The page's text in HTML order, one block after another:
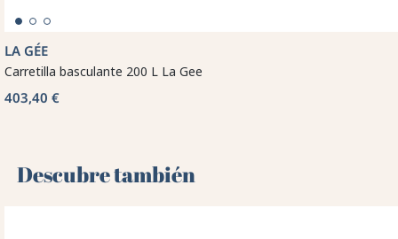
LA GÉE
Carretilla basculante 200 L La Gee
403,40 €
Descubre también 🌻